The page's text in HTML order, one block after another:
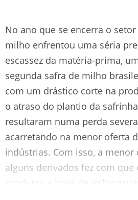
No ano que se encerra o
milho enfrentou uma séria
escassez da matéria-prima,
segunda safra de milho
com um drástico corte na
o atraso do plantio da
resultaram numa perda
acarretando na menor oferta
indústrias. Com isso, a
alguns derivados fez com que
produtos a base de milho